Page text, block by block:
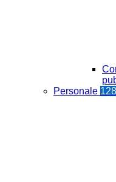
Personale 128